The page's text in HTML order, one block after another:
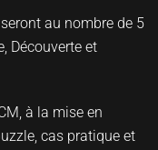
au nombre de 5
Découverte et
à la mise en
cas pratique et